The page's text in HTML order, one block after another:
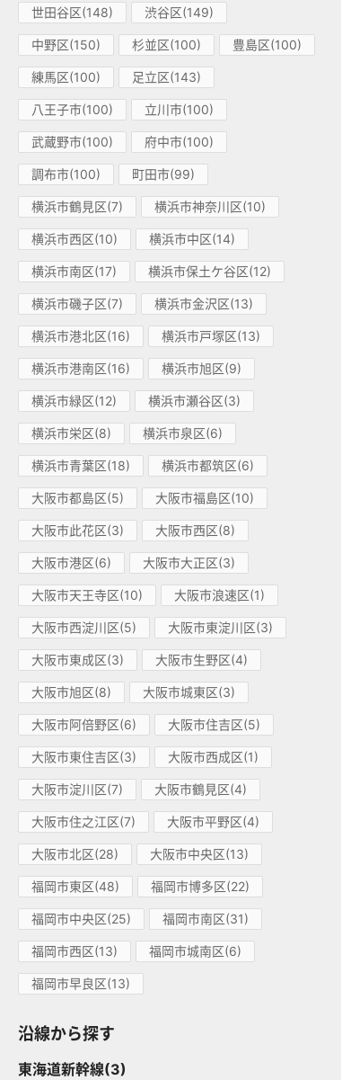
世田谷区(148) 渋谷区(149)
中野区(150) 杉並区(100) 豊島区(100)
練馬区(100) 足立区(143)
八王子市(100) 立川市(100)
武蔵野市(100) 府中市(100)
調布市(100) 町田市(99)
横浜市鶴見区(7) 横浜市神奈川区(10)
横浜市西区(10) 横浜市中区(14)
横浜市南区(17) 横浜市保土ケ谷区(12)
横浜市磯子区(7) 横浜市金沢区(13)
横浜市港北区(16) 横浜市戸塚区(13)
横浜市港南区(16) 横浜市旭区(9)
横浜市緑区(12) 横浜市瀬谷区(3)
横浜市栄区(8) 横浜市泉区(6)
横浜市青葉区(18) 横浜市都筑区(6)
大阪市都島区(5) 大阪市福島区(10)
大阪市此花区(3) 大阪市西区(8)
大阪市港区(6) 大阪市大正区(3)
大阪市天王寺区(10) 大阪市浪速区(1)
大阪市西淀川区(5) 大阪市東淀川区(3)
大阪市東成区(3) 大阪市生野区(4)
大阪市旭区(8) 大阪市城東区(3)
大阪市阿倍野区(6) 大阪市住吉区(5)
大阪市東住吉区(3) 大阪市西成区(1)
大阪市淀川区(7) 大阪市鶴見区(4)
大阪市住之江区(7) 大阪市平野区(4)
大阪市北区(28) 大阪市中央区(13)
福岡市東区(48) 福岡市博多区(22)
福岡市中央区(25) 福岡市南区(31)
福岡市西区(13) 福岡市城南区(6)
福岡市早良区(13)
沿線から探す
東海道新幹線(3)